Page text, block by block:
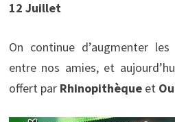
12 Juillet
On continue d’augmenter
entre nos amies, et
offert par Rhinopithèque et